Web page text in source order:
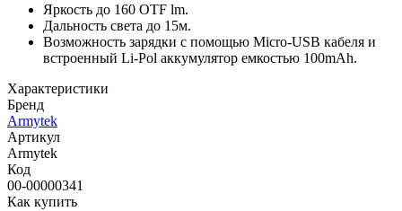
Яркость до 160 OTF lm.
Дальность света до 15м.
Возможность зарядки с помощью Micro-USB кабеля и
встроенный Li-Pol аккумулятор емкостью 100mAh.
Характеристики
Бренд
Armytek
Артикул
Armytek
Код
00-00000341
Как купить